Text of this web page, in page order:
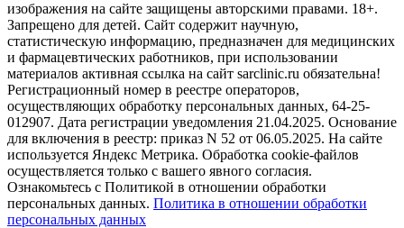
изображения на сайте защищены авторскими правами. 18+.
Запрещено для детей. Сайт содержит научную,
статистическую информацию, предназначен для медицинских
и фармацевтических работников, при использовании
материалов активная ссылка на сайт sarclinic.ru обязательна!
Регистрационный номер в реестре операторов,
осуществляющих обработку персональных данных, 64-25-
012907. Дата регистрации уведомления 21.04.2025. Основание
для включения в реестр: приказ N 52 от 06.05.2025. На сайте
используется Яндекс Метрика. Обработка cookie-файлов
осуществляется только с вашего явного согласия.
Ознакомьтесь с Политикой в отношении обработки
персональных данных. Политика в отношении обработки
персональных данных